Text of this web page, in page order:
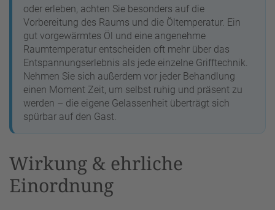
oder erleben, achten Sie besonders auf die
Vorbereitung des Raums und die Öltemperatur. Ein
gut vorgewärmtes Öl und eine angenehme
Raumtemperatur entscheiden oft mehr über das
Entspannungserlebnis als jede einzelne Grifftechnik.
Nehmen Sie sich außerdem vor jeder Behandlung
einen Moment Zeit, um selbst ruhig und präsent zu
werden – die eigene Gelassenheit überträgt sich
spürbar auf den Gast.
Wirkung & ehrliche
Einordnung